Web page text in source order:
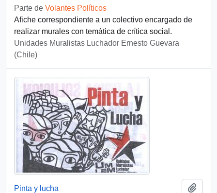
Parte de Volantes Políticos
Afiche correspondiente a un colectivo encargado de
realizar murales con temática de crítica social.
Unidades Muralistas Luchador Ernesto Guevara
(Chile)
Pinta y lucha